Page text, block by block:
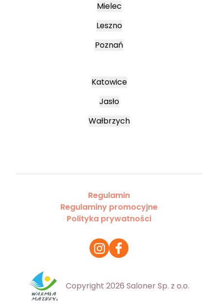
Mielec
Leszno
Poznań
Katowice
Jasło
Wałbrzych
Regulamin
Regulaminy promocyjne
Polityka prywatności
Copyright 2026 Saloner Sp. z o.o.